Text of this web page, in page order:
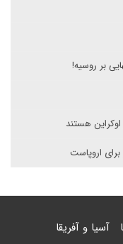
بر روسیه!
اوکراین هستند
اروپاست
آسیا و آفریقا